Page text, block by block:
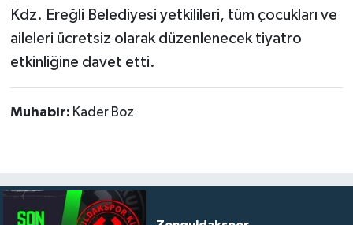
Kdz. Ereğli Belediyesi yetkilileri, tüm çocukları ve
aileleri ücretsiz olarak düzenlenecek tiyatro
etkinliğine davet etti.
Muhabir: Kader Boz